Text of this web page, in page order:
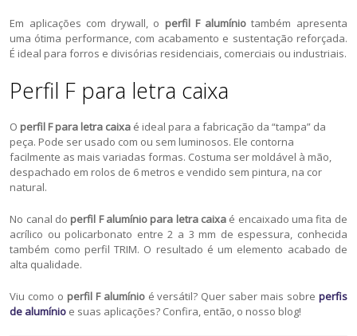
Em aplicações com drywall, o perfil F alumíniotambém apresenta
uma ótima performance, com acabamento e sustentação reforçada.
É ideal para forros e divisórias residenciais, comerciais ou industriais.
Perfil F para letra caixa
O perfil F para letra caixa é ideal para a fabricação da “tampa” da
peça. Pode ser usado com ou sem luminosos. Ele contorna
facilmente as mais variadas formas. Costuma ser moldável à mão,
despachado em rolos de 6 metros e vendido sem pintura, na cor
natural.
No canal do perfil F alumínio para letra caixa é encaixado uma fita de
acrílico ou policarbonato entre 2 a 3 mm de espessura, conhecida
também como perfil TRIM. O resultado é um elemento acabado de
alta qualidade.
Viu como o perfil F alumínioé versátil? Quer saber mais sobre perfis
de alumínio e suas aplicações? Confira, então, o nosso blog!